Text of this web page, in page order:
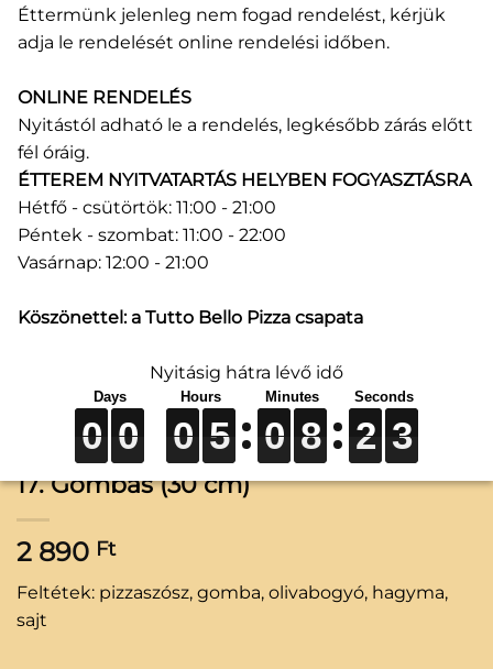
30 cm
17. Gombás (30 cm)
2 890 Ft
Feltétek: pizzaszósz, gomba, olivabogyó, hagyma,
sajt
Éttermünk jelenleg nem fogad rendelést, kérjük
adja le rendelését online rendelési időben.
ONLINE RENDELÉS
Nyitástól adható le a rendelés, legkésőbb zárás előtt
fél óráig.
ÉTTEREM NYITVATARTÁS HELYBEN FOGYASZTÁSRA
Hétfő - csütörtök: 11:00 - 21:00
Péntek - szombat: 11:00 - 22:00
Vasárnap: 12:00 - 21:00
Köszönettel: a Tutto Bello Pizza csapata
Nyitásig hátra lévő idő
0
0
0
0 0
0
0
0 0
0
0
0 5
5
5
5 0
0
0
0 8
8
8
8 2
2
2
2 3
3
3
3